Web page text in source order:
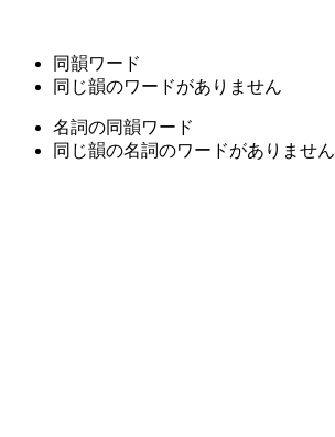
同韻ワード
同じ韻のワードがありません
名詞の同韻ワード
同じ韻の名詞のワードがありません